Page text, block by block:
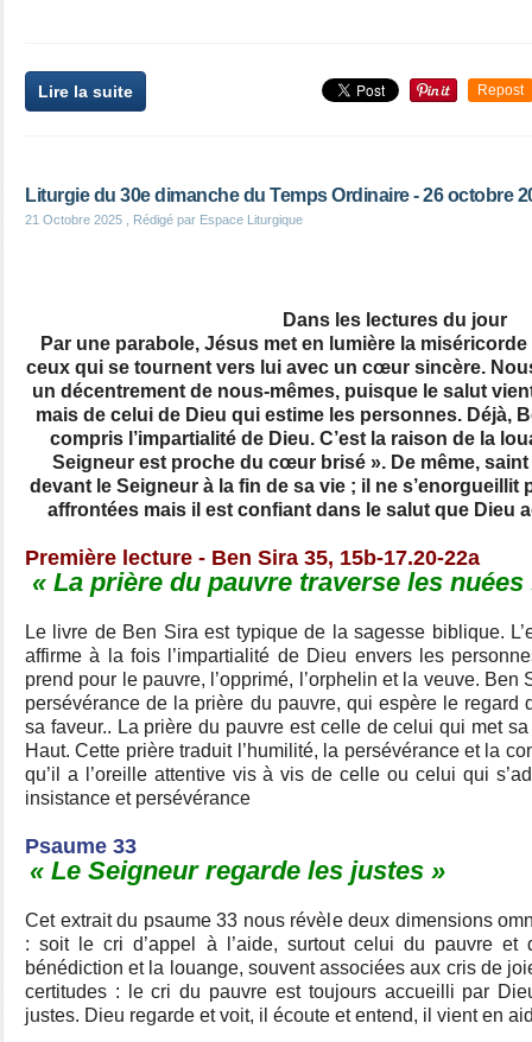
Lire la suite Repost
Liturgie du 30e dimanche du Temps Ordinaire - 26 octobre
21 Octobre 2025 , Rédigé par Espace Liturgique
Dans les lectures du jour
Par une parabole, Jésus met en lumière la
ceux qui se tournent vers lui avec un cœur sincère.
un décentrement de nous-mêmes, puisque le salut
mais de celui de Dieu qui estime les personnes. Déjà,
compris l’impartialité de Dieu. C’est la raison de la
Seigneur est proche du cœur brisé ». De même,
devant le Seigneur à la fin de sa vie ; il ne s’enorgueillit
affrontées mais il est confiant dans le salut que Dieu
Première lecture - Ben Sira 35, 15b-17.20-22a
« La prière du pauvre traverse les nuées
Le livre de Ben Sira est typique de la sagesse biblique.
affirme à la fois l’impartialité de Dieu envers les
prend pour le pauvre, l’opprimé, l’orphelin et la veuve.
persévérance de la prière du pauvre, qui espère le regard
sa faveur.. La prière du pauvre est celle de celui qui met
Haut. Cette prière traduit l’humilité, la persévérance et la
qu’il a l’oreille attentive vis à vis de celle ou celui qui
insistance et persévérance
Psaume 33
« Le Seigneur regarde les justes »
Cet extrait du psaume 33 nous révèle deux dimensions
: soit le cri d’appel à l’aide, surtout celui du pauvre
bénédiction et la louange, souvent associées aux cris de
certitudes : le cri du pauvre est toujours accueilli par
justes. Dieu regarde et voit, il écoute et entend, il vient en